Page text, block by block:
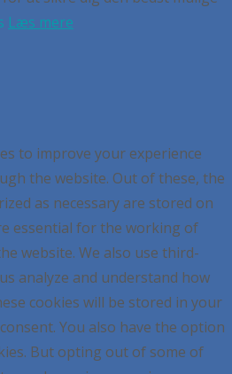
Læs mere
to improve your experience
the website. Out of these, the
as necessary are stored on
essential for the working of
website. We also use third-
analyze and understand how
cookies will be stored in your
You also have the option
But opting out of some of